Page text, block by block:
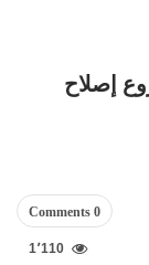
إصلاح
0 Comments
1٬110